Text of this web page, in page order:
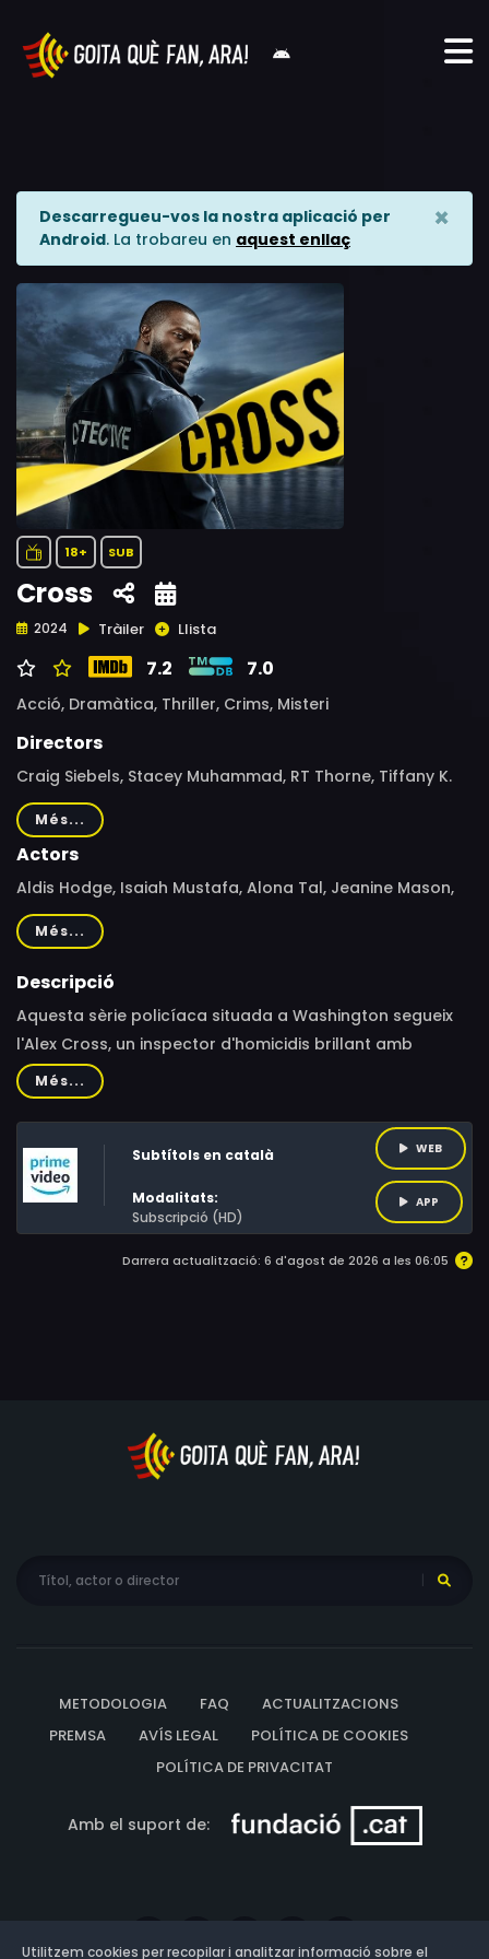
Descarregueu-vos la nostra aplicació per
Android. La trobareu en aquest enllaç
×
18+ SUB
Cross
2024 Tràiler Llista
7.2 7.0
Acció, Dramàtica, Thriller, Crims, Misteri
Directors
Craig Siebels, Stacey Muhammad, RT Thorne, Tiffany K.
Guilien, Ed Ornelas, Nzingha Stewart, Director X, Carl
Seaton
Més...
Actors
Aldis Hodge, Isaiah Mustafa, Alona Tal, Jeanine Mason,
Samantha Walkes, Juanita Jennings, Caleb Elijah, Melody
Hurd, Wes Chatham, Johnny Ray Gill, Matthew Lillard,
Ryan Eggold, Jennifer Wigmore, Eloise Mumford
Més...
Descripció
Aquesta sèrie policíaca situada a Washington segueix
l'Alex Cross, un inspector d'homicidis brillant amb
problemes personals que podrien fer perillar la seva
carrera i la seva vida. Basada en la sèrie de llibres més
exitosa de James Patterson.
Més...
Subtítols en català
Modalitats:
Subscripció (HD)
WEB
APP
Darrera actualització: 6 d'agost de 2026 a les 06:05
METODOLOGIA FAQ
ACTUALITZACIONS
PREMSA
AVÍS LEGAL
POLÍTICA DE COOKIES
POLÍTICA DE PRIVACITAT
Amb el suport de:
Utilitzem cookies per recopilar i analitzar informació sobre el